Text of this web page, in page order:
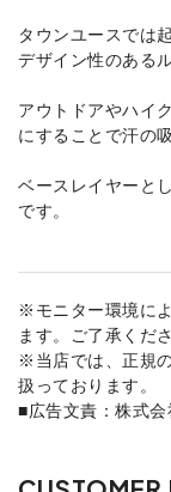
タウンユースでは
デザイン性のある
アウトドアやハイ
にすることで汗の
ベースレイヤーと
です。
※モニター環境に
ます。ご了承くださ
※当店では、正規
扱っております。
■広告文責：株式会